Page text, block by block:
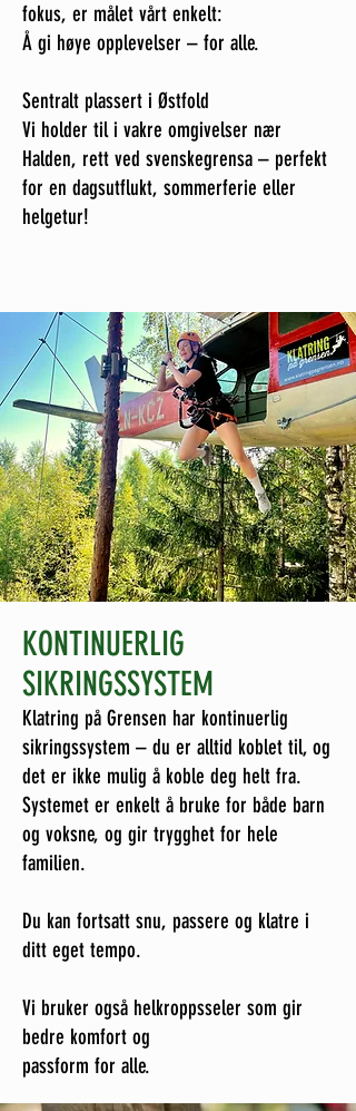
fokus, er målet vårt enkelt:
Å gi høye opplevelser – for alle.
Sentralt plassert i Østfold
Vi holder til i vakre omgivelser nær
Halden, rett ved svenskegrensa – perfekt
for en dagsutflukt, sommerferie eller
helgetur!
KONTINUERLIG
SIKRINGSSYSTEM
Klatring på Grensen har kontinuerlig
sikringssystem – du er alltid koblet til, og
det er ikke mulig å koble deg helt fra.
Systemet er enkelt å bruke for både barn
og voksne, og gir trygghet for hele
familien.
Du kan fortsatt snu, passere og klatre i
ditt eget tempo.
Vi bruker også helkroppsseler som gir
bedre komfort og
passform for alle.